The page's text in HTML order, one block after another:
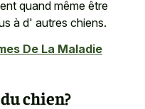
quand même être
à d' autres chiens.
De La Maladie
chien?